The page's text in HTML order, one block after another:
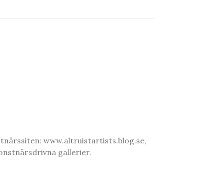
www.altruistartists.blog.se,
gallerier.